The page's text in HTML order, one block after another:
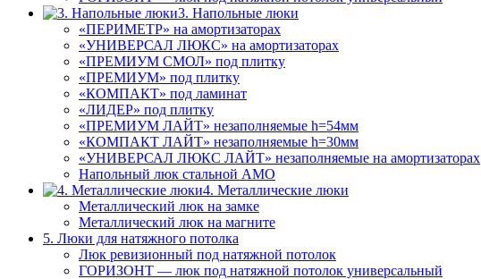
3. Напольные люки
«ПЕРИМЕТР» на амортизаторах
«УНИВЕРСАЛ ЛЮКС» на амортизаторах
«ПРЕМИУМ СМОЛ» под плитку
«ПРЕМИУМ» под плитку
«КОМПАКТ» под ламинат
«ЛИДЕР» под плитку
«ПРЕМИУМ ЛАЙТ» незаполняемые h=54мм
«КОМПАКТ ЛАЙТ» незаполняемые h=30мм
«УНИВЕРСАЛ ЛЮКС ЛАЙТ» незаполняемые на амортизаторах
Напольный люк стальной АМО
4. Металлические люки
Металлический люк на замке
Металлический люк на магните
5. Люки для натяжного потолка
Люк ревизионный под натяжной потолок
ГОРИЗОНТ — люк под натяжной потолок универсальный